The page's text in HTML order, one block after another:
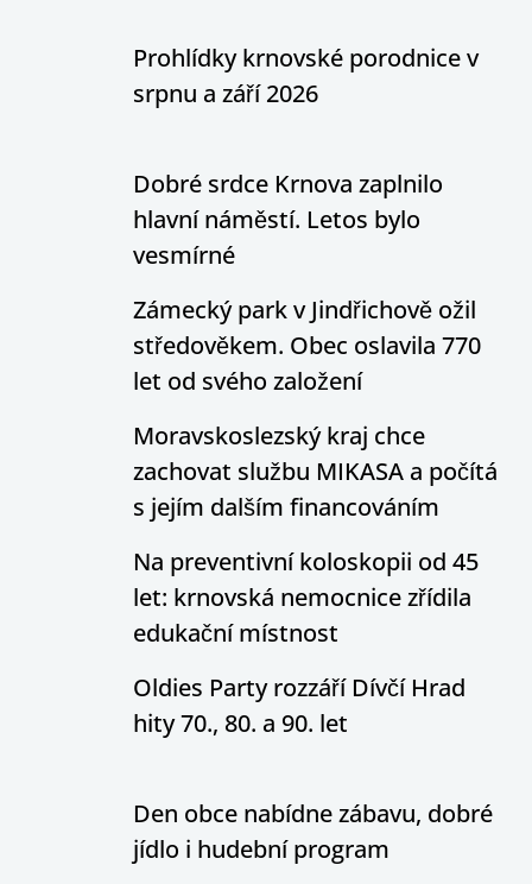
Prohlídky krnovské porodnice v
srpnu a září 2026
Dobré srdce Krnova zaplnilo
hlavní náměstí. Letos bylo
vesmírné
Zámecký park v Jindřichově ožil
středověkem. Obec oslavila 770
let od svého založení
Moravskoslezský kraj chce
zachovat službu MIKASA a počítá
s jejím dalším financováním
Na preventivní koloskopii od 45
let: krnovská nemocnice zřídila
edukační místnost
Oldies Party rozzáří Dívčí Hrad
hity 70., 80. a 90. let
Den obce nabídne zábavu, dobré
jídlo i hudební program